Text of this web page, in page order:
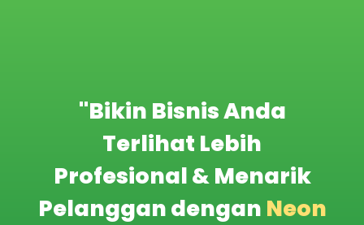
"Bikin Bisnis Anda
Terlihat Lebih
Profesional & Menarik
Pelanggan dengan Neon